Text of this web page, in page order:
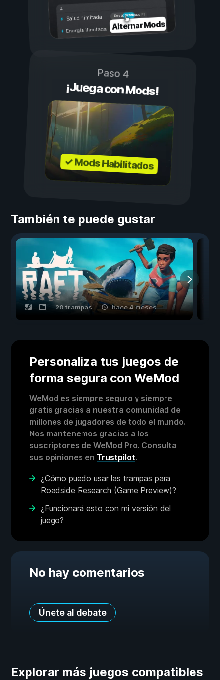
Activado
Desactivado
Salud ilimitada
Energía ilimitada Alternar Mods
Paso 4
¡Juega con Mods!
✓ Mods Habilitados
También te puede gustar
20 trampas hace 4 meses
Personaliza tus juegos de
forma segura con WeMod
WeMod es siempre seguro y siempre
gratis gracias a nuestra comunidad de
millones de jugadores de todo el mundo.
Nos mantenemos gracias a los
suscriptores de WeMod Pro. Consulta
sus opiniones en Trustpilot.
¿Cómo puedo usar las trampas para
Roadside Research (Game Preview)?
¿Funcionará esto con mi versión del
juego?
No hay comentarios
Únete al debate
Explorar más juegos compatibles